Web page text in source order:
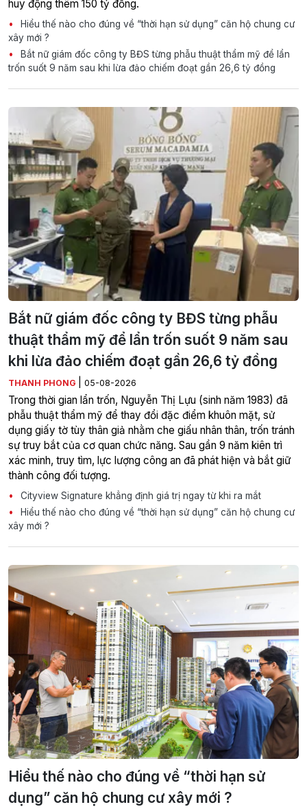
huy động thêm 150 tỷ đồng.
Hiểu thế nào cho đúng về “thời hạn sử dụng” căn hộ chung cư
xây mới ?
Bắt nữ giám đốc công ty BĐS từng phẫu thuật thẩm mỹ để lẩn
trốn suốt 9 năm sau khi lừa đảo chiếm đoạt gần 26,6 tỷ đồng
Bắt nữ giám đốc công ty BĐS từng phẫu
thuật thẩm mỹ để lẩn trốn suốt 9 năm sau
khi lừa đảo chiếm đoạt gần 26,6 tỷ đồng
THANH PHONG 05-08-2026
Trong thời gian lẩn trốn, Nguyễn Thị Lựu (sinh năm 1983) đã
phẫu thuật thẩm mỹ để thay đổi đặc điểm khuôn mặt, sử
dụng giấy tờ tùy thân giả nhằm che giấu nhân thân, trốn tránh
sự truy bắt của cơ quan chức năng. Sau gần 9 năm kiên trì
xác minh, truy tìm, lực lượng công an đã phát hiện và bắt giữ
thành công đối tượng.
Cityview Signature khẳng định giá trị ngay từ khi ra mắt
Hiểu thế nào cho đúng về “thời hạn sử dụng” căn hộ chung cư
xây mới ?
Hiểu thế nào cho đúng về “thời hạn sử
dụng” căn hộ chung cư xây mới ?